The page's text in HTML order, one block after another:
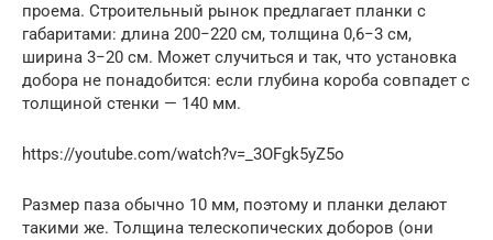
проема. Строительный рынок предлагает планки с
габаритами: длина 200−220 см, толщина 0,6−3 см,
ширина 3−20 см. Может случиться и так, что установка
добора не понадобится: если глубина короба совпадет с
толщиной стенки — 140 мм.
https://youtube.com/watch?v=_3OFgk5yZ5o
Размер паза обычно 10 мм, поэтому и планки делают
такими же. Толщина телескопических доборов (они